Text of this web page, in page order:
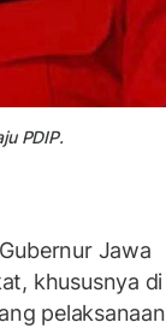
PDIP.
Jawa
khususnya di
pelaksanaan